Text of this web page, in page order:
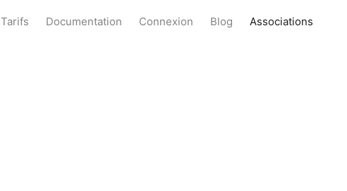
Tarifs Documentation Connexion Blog Associations